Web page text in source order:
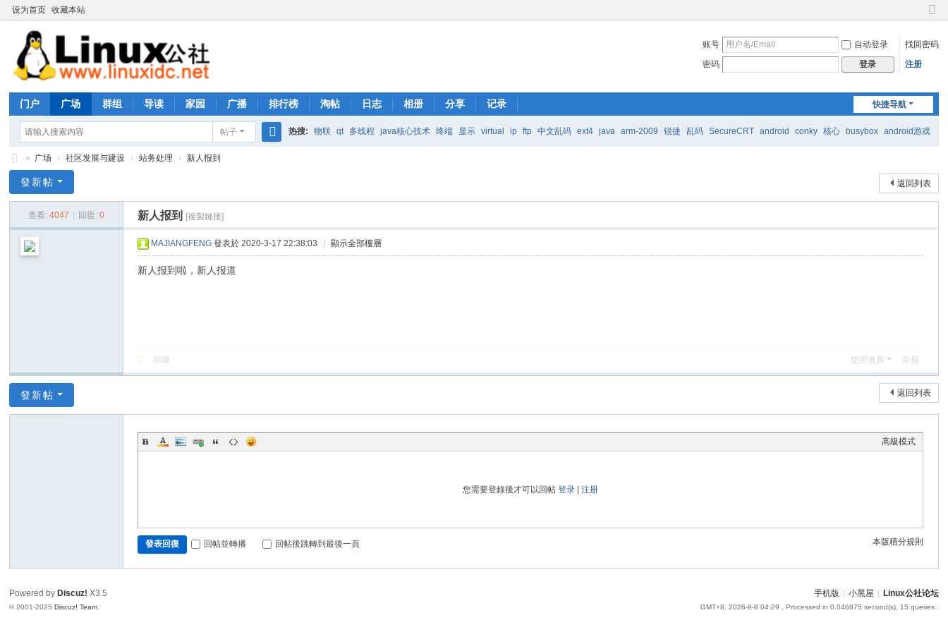
设为首页 收藏本站
切
到
账号 自动登录
找回密码
密码
登录 注册
快捷导航
门户 广场 群组 导读 家园 广播 排行榜 淘帖 日志 相册 分享 记录
帖子 热搜: 物联 qt 多线程 java核心技术 终端 显示 virtual ip ftp 中文乱码 ext4 java arm-2009 锐捷 乱码 SecureCRT android conky 核心 busybox android游戏
nu
公
» 广场 › 社区发展与建设 › 站务处理 › 新人报到
返回列表
發新帖
查看: 4047 回復: 0 新人报到 [複製鏈接]
MAJIANGFENG 發表於 2020-3-17 22:38:03 顯示全部樓層
新人报到啦，新人报道
回復 使用道具 举报
返回列表
發新帖
高級模式
您需要登錄後才可以回帖登录 |注册
本版積分規則
發表回復 回帖並轉播 回帖後跳轉到最後一頁
手机版 小黑屋 Linux公社论坛
GMT+8, 2026-8-8 04:29 , Processed in 0.046875 second(s), 15 queries .
Powered by Discuz! X3.5
© 2001-2025Discuz! Team